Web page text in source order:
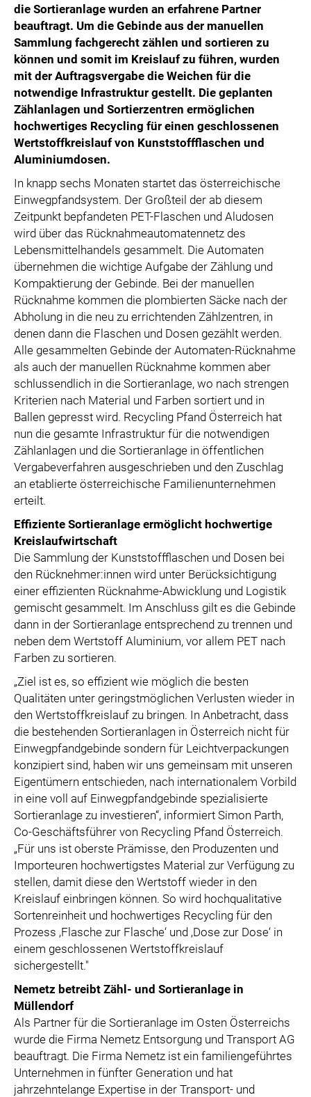
MEDIA
LOGOS
COCA COLA
PRESSEKONTAKT
die Sortieranlage wurden an erfahrene Partner
beauftragt. Um die Gebinde aus der manuellen
Sammlung fachgerecht zählen und sortieren zu
können und somit im Kreislauf zu führen, wurden
mit der Auftragsvergabe die Weichen für die
notwendige Infrastruktur gestellt. Die geplanten
Zählanlagen und Sortierzentren ermöglichen
hochwertiges Recycling für einen geschlossenen
Wertstoffkreislauf von Kunststoffflaschen und
Aluminiumdosen.
In knapp sechs Monaten startet das österreichische
Einwegpfandsystem. Der Großteil der ab diesem
Zeitpunkt bepfandeten PET-Flaschen und Aludosen
wird über das Rücknahmeautomatennetz des
Lebensmittelhandels gesammelt. Die Automaten
übernehmen die wichtige Aufgabe der Zählung und
Kompaktierung der Gebinde. Bei der manuellen
Rücknahme kommen die plombierten Säcke nach der
Abholung in die neu zu errichtenden Zählzentren, in
denen dann die Flaschen und Dosen gezählt werden.
Alle gesammelten Gebinde der Automaten-Rücknahme
als auch der manuellen Rücknahme kommen aber
schlussendlich in die Sortieranlage, wo nach strengen
Kriterien nach Material und Farben sortiert und in
Ballen gepresst wird. Recycling Pfand Österreich hat
nun die gesamte Infrastruktur für die notwendigen
Zählanlagen und die Sortieranlage in öffentlichen
Vergabeverfahren ausgeschrieben und den Zuschlag
an etablierte österreichische Familienunternehmen
erteilt.
Effiziente Sortieranlage ermöglicht hochwertige
Kreislaufwirtschaft
Die Sammlung der Kunststoffflaschen und Dosen bei
den Rücknehmer:innen wird unter Berücksichtigung
einer effizienten Rücknahme-Abwicklung und Logistik
gemischt gesammelt. Im Anschluss gilt es die Gebinde
dann in der Sortieranlage entsprechend zu trennen und
neben dem Wertstoff Aluminium, vor allem PET nach
Farben zu sortieren.
„Ziel ist es, so effizient wie möglich die besten
Qualitäten unter geringstmöglichen Verlusten wieder in
den Wertstoffkreislauf zu bringen. In Anbetracht, dass
die bestehenden Sortieranlagen in Österreich nicht für
Einwegpfandgebinde sondern für Leichtverpackungen
konzipiert sind, haben wir uns gemeinsam mit unseren
Eigentümern entschieden, nach internationalem Vorbild
in eine voll auf Einwegpfandgebinde spezialisierte
Sortieranlage zu investieren“, informiert Simon Parth,
Co-Geschäftsführer von Recycling Pfand Österreich.
„Für uns ist oberste Prämisse, den Produzenten und
Importeuren hochwertigstes Material zur Verfügung zu
stellen, damit diese den Wertstoff wieder in den
Kreislauf einbringen können. So wird hochqualitative
Sortenreinheit und hochwertiges Recycling für den
Prozess ‚Flasche zur Flasche‘ und ‚Dose zur Dose‘ in
einem geschlossenen Wertstoffkreislauf
sichergestellt."
Nemetz betreibt Zähl- und Sortieranlage in
Müllendorf
Als Partner für die Sortieranlage im Osten Österreichs
wurde die Firma Nemetz Entsorgung und Transport AG
beauftragt. Die Firma Nemetz ist ein familiengeführtes
Unternehmen in fünfter Generation und hat
jahrzehntelange Expertise in der Transport- und